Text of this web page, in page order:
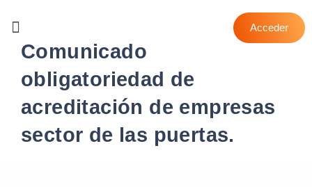
Acceder
Comunicado
obligatoriedad de
acreditación de empresas
sector de las puertas.